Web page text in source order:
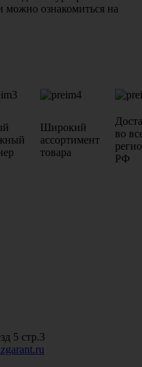
ознакомиться на
Широкий
ассортимент
товара
во
РФ
5 стр.3